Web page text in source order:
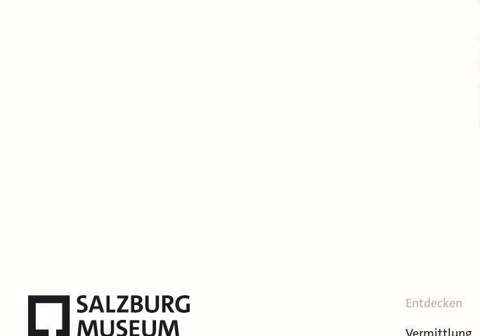
Entdecken